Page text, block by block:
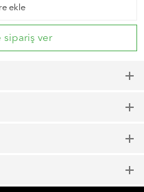
ekle
sipariş ver
ile yıkayın.